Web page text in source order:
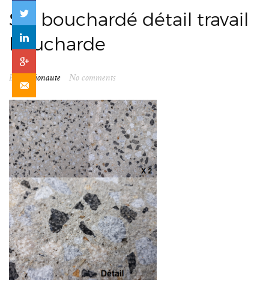
Sol bouchardé détail travail
boucharde
By spationaute No comments